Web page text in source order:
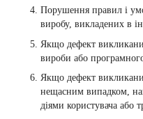
Порушення правил і
виробу, викладених в
Якщо дефект
вироби або
Якщо дефект
нещасним випадком,
діями користувача або